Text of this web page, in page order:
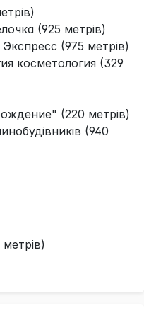
(925 метрів)
(975 метрів)
косметология (329
(220 метрів)
(940